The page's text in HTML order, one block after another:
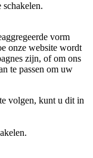
vorm
onze website wordt
zijn, of om ons
te passen om uw
volgen, kunt u dit in